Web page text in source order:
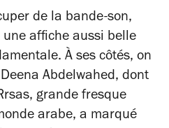
de la bande-son,
affiche aussi belle
À ses côtés, on
Abdelwahed, dont
, grande fresque
arabe, a marqué